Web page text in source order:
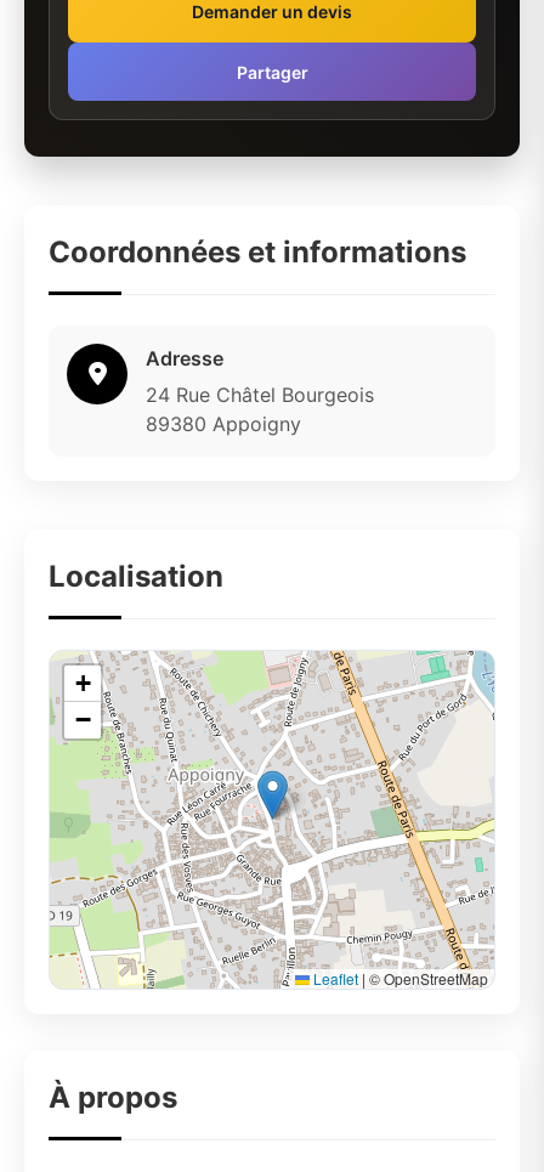
Demander un devis
Partager
Coordonnées et informations
Adresse
24 Rue Châtel Bourgeois
89380 Appoigny
Localisation
+
−
Leaflet | © OpenStreetMap
À propos